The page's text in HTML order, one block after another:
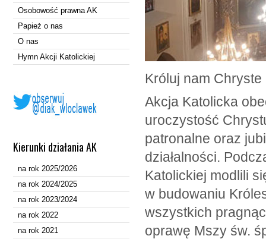
Osobowość prawna AK
Papież o nas
O nas
Hymn Akcji Katolickiej
Kierunki działania AK
na rok 2025/2026
na rok 2024/2025
na rok 2023/2024
na rok 2022
na rok 2021
Króluj nam Chryste
Akcja Katolicka
uroczystość
patronalne oraz
działalności.
Katolickiej modlili
w budowaniu
wszystkich
oprawę Mszy św.